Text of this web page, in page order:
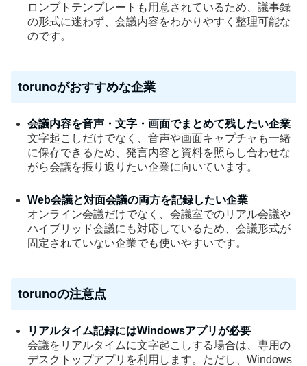
ロンプトテンプレートも用意されているため、議事録
の形式に迷わず、会議内容をわかりやすく整理可能な
のです。
torunoがおすすめな企業
会議内容を音声・文字・画面でまとめて残したい企業
文字起こしだけでなく、音声や画面キャプチャも一緒
に保存できるため、発言内容と資料を照らし合わせな
がら会議を振り返りたい企業に向いています。
Web会議と対面会議の両方を記録したい企業
オンライン会議だけでなく、会議室でのリアル会議や
ハイブリッド会議にも対応しているため、会議形式が
固定されていない企業でも使いやすいです。
torunoの注意点
リアルタイム記録にはWindowsアプリが必要
会議をリアルタイムに文字起こしする場合は、専用の
デスクトップアプリを利用します。ただし、Windows